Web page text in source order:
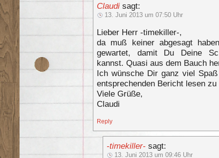
Claudi sagt:
13. Juni 2013 um 07:50 Uhr
Lieber Herr -timekiller-,
da muß keiner abgesagt
gewartet, damit Du Deine
kannst. Quasi aus dem Bauch
Ich wünsche Dir ganz viel
entsprechenden Bericht lesen zu
Viele Grüße,
Claudi
Reply
-timekiller- sagt:
13. Juni 2013 um 09:46 Uhr